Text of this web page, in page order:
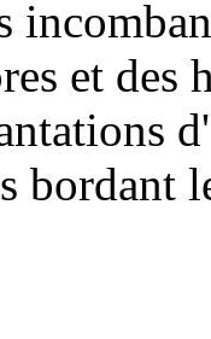
et des
bordant